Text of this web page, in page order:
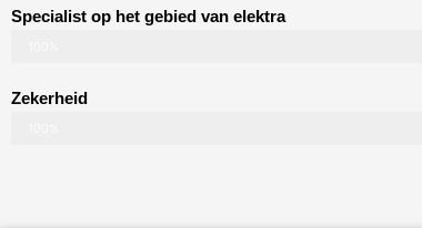
Specialist op het gebied van elektra
Zekerheid